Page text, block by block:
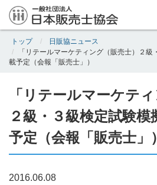
トップ
日販協ニュース
「リテールマーケティング（販売士）２
載予定（会報「販売士」）
「リテールマーケテ
２級・３級検定試験
予定（会報「販売士」）
2016.06.08